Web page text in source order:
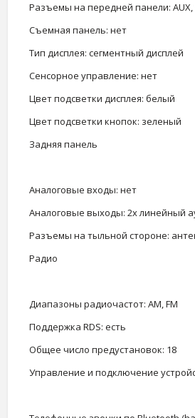
Разъемы на передней панели: AUX,
Съемная панель: нет
Тип дисплея: сегментный дисплей
Сенсорное управление: нет
Цвет подсветки дисплея: белый
Цвет подсветки кнопок: зеленый
Задняя панель
Аналоговые входы: нет
Аналоговые выходы: 2x линейный
Разъемы на тыльной стороне:
Радио
Диапазоны радиочастот: AM, FM
Поддержка RDS: есть
Общее число предустановок: 18
Управление и подключение